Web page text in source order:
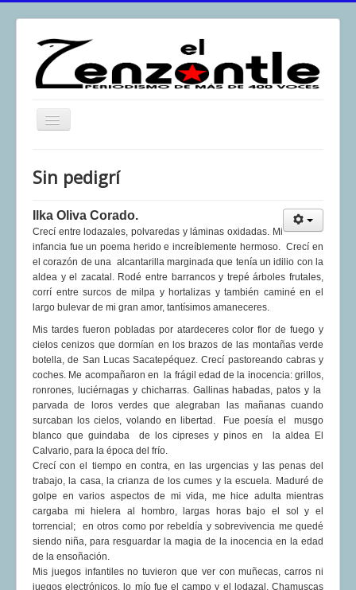
Toggle
El Zenzontle
Resistencia
Análisis
Multimedia
Archivos
Afirmación
COMUNERA 67 EN PDF numero de presentación de la
voz de la Casa de los pueblos
Sin pedigrí
Ilka Oliva Corado.
Crecí entre lodazales, polvaredas y láminas oxidadas. Mi
infancia fue un poema herido e increíblemente hermoso. Crecí en
el corazón de una alcantarilla marginada que tenía un idilio con la
aldea y el zacatal. Rodé entre barrancos y trepé árboles frutales,
corrí entre surcos de milpa y hortalizas y también caminé en el
largo bulevar de mi gran amor, tantísimos amaneceres.
Mis tardes fueron pobladas por atardeceres color flor de fuego y
cielos cenizos que dormían en los brazos de las montañas verde
botella, de San Lucas Sacatepéquez. Crecí pastoreando cabras y
coches. Me acompañaron en la frágil edad de la inocencia: grillos,
ronrones, luciérnagas y chicharras. Gallinas habadas, patos y la
parvada de loros verdes que alegraban las mañanas cuando
surcaban los cielos, volando en libertad. Fue poesía el musgo
blanco que guindaba de los cipreses y pinos en la aldea El
Calvario, para la época del frío.
Crecí con el tiempo en contra, en las urgencias y las penas del
trabajo, la casa, la crianza de los cumes y la escuela. Maduré de
golpe en varios aspectos de mi vida, me hice adulta mientras
cargaba mi hielera al hombro, largas horas bajo el sol y el
torrencial; en otros como por rebeldía y sobrevivencia me quedé
siendo niña, para resguardar la magia de la inocencia en la edad
de la ensoñación.
Mis juegos infantiles no tuvieron que ver con muñecas, carros ni
juegos electrónicos, lo mío fue el campo y el lodazal. Chamuscas